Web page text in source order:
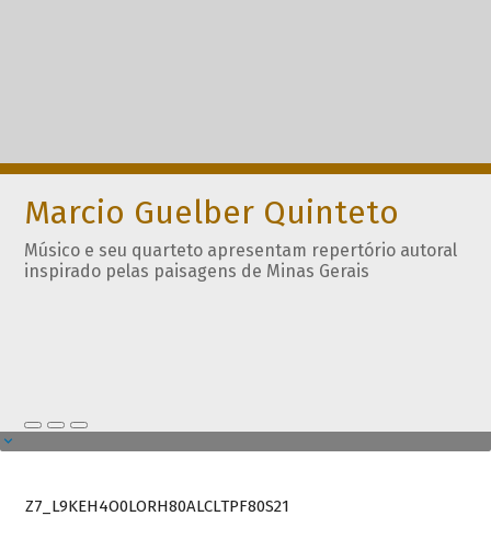
Marcio Guelber Quinteto
Músico e seu quarteto apresentam repertório autoral
inspirado pelas paisagens de Minas Gerais
Z7_L9KEH4O0LORH80ALCLTPF80S21